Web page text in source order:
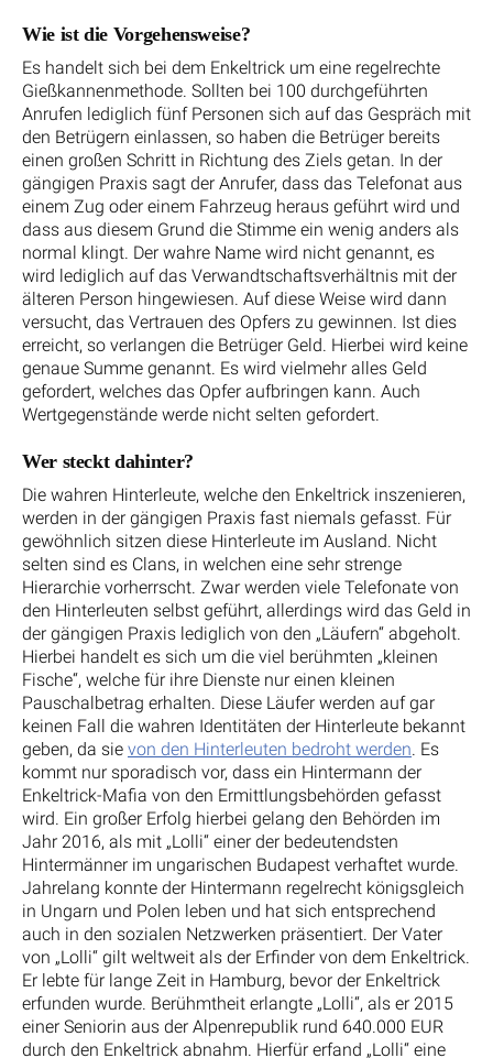
Wie ist die Vorgehensweise?
Es handelt sich bei dem Enkeltrick um eine regelrechte
Gießkannenmethode. Sollten bei 100 durchgeführten
Anrufen lediglich fünf Personen sich auf das Gespräch mit
den Betrügern einlassen, so haben die Betrüger bereits
einen großen Schritt in Richtung des Ziels getan. In der
gängigen Praxis sagt der Anrufer, dass das Telefonat aus
einem Zug oder einem Fahrzeug heraus geführt wird und
dass aus diesem Grund die Stimme ein wenig anders als
normal klingt. Der wahre Name wird nicht genannt, es
wird lediglich auf das Verwandtschaftsverhältnis mit der
älteren Person hingewiesen. Auf diese Weise wird dann
versucht, das Vertrauen des Opfers zu gewinnen. Ist dies
erreicht, so verlangen die Betrüger Geld. Hierbei wird keine
genaue Summe genannt. Es wird vielmehr alles Geld
gefordert, welches das Opfer aufbringen kann. Auch
Wertgegenstände werde nicht selten gefordert.
Wer steckt dahinter?
Die wahren Hinterleute, welche den Enkeltrick inszenieren,
werden in der gängigen Praxis fast niemals gefasst. Für
gewöhnlich sitzen diese Hinterleute im Ausland. Nicht
selten sind es Clans, in welchen eine sehr strenge
Hierarchie vorherrscht. Zwar werden viele Telefonate von
den Hinterleuten selbst geführt, allerdings wird das Geld in
der gängigen Praxis lediglich von den „Läufern“ abgeholt.
Hierbei handelt es sich um die viel berühmten „kleinen
Fische“, welche für ihre Dienste nur einen kleinen
Pauschalbetrag erhalten. Diese Läufer werden auf gar
keinen Fall die wahren Identitäten der Hinterleute bekannt
geben, da sie von den Hinterleuten bedroht werden. Es
kommt nur sporadisch vor, dass ein Hintermann der
Enkeltrick-Mafia von den Ermittlungsbehörden gefasst
wird. Ein großer Erfolg hierbei gelang den Behörden im
Jahr 2016, als mit „Lolli“ einer der bedeutendsten
Hintermänner im ungarischen Budapest verhaftet wurde.
Jahrelang konnte der Hintermann regelrecht königsgleich
in Ungarn und Polen leben und hat sich entsprechend
auch in den sozialen Netzwerken präsentiert. Der Vater
von „Lolli“ gilt weltweit als der Erfinder von dem Enkeltrick.
Er lebte für lange Zeit in Hamburg, bevor der Enkeltrick
erfunden wurde. Berühmtheit erlangte „Lolli“, als er 2015
einer Seniorin aus der Alpenrepublik rund 640.000 EUR
durch den Enkeltrick abnahm. Hierfür erfand „Lolli“ eine